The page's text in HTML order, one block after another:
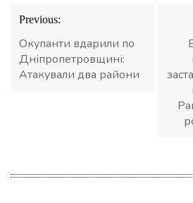
Навігація
записів
Previous:
Окупанти вдарили по
Дніпропетровщині:
Атакували два райони